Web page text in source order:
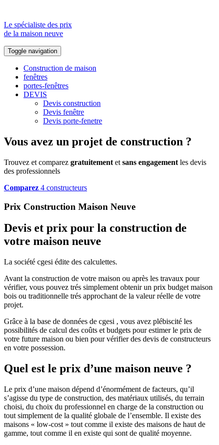
Le spécialiste des prix
de la maison neuve
Toggle navigation
Construction de maison
fenêtres
portes-fenêtres
DEVIS
Devis construction
Devis fenêtre
Devis porte-fenetre
Vous avez un projet de construction ?
Trouvez et comparez gratuitement et sans engagement les devis
des professionnels
Comparez 4 constructeurs
Prix Construction Maison Neuve
Devis et prix pour la construction de
votre maison neuve
La société cgesi édite des calculettes.
Avant la construction de votre maison ou après les travaux pour
vérifier, vous pouvez trés simplement obtenir un prix budget maison
bois ou traditionnelle trés approchant de la valeur réelle de votre
projet.
Grâce à la base de données de cgesi , vous avez plébiscité les
possibilités de calcul des coûts et budgets pour estimer le prix de
votre future maison ou bien pour vérifier des devis de constructeurs
en votre possession.
Quel est le prix d’une maison neuve ?
Le prix d’une maison dépend d’énormément de facteurs, qu’il
s’agisse du type de construction, des matériaux utilisés, du terrain
choisi, du choix du professionnel en charge de la construction ou
tout simplement de la qualité globale de l’ensemble. Il existe des
maisons « low-cost » tout comme il existe des maisons de haut de
gamme, tout comme il en existe qui sont de qualité moyenne.